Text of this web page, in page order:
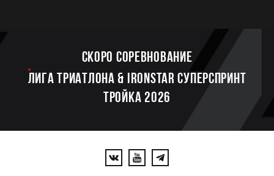
Скоро соревнование
ЛИГА ТРИАТЛОНА & IRONSTAR СУПЕРСПРИНТ
ТРОЙКА 2026